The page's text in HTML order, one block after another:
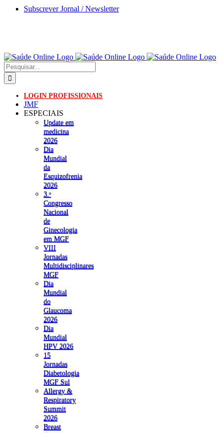
Skip
Subscrever Jornal / Newsletter
Pesquisar
LOGIN PROFISSIONAIS
JMF
ESPECIAIS
Update em
medicina
2026
Dia
Mundial
da
Esquizofrenia
2026
3.ᵒ
Congresso
Nacional
de
Ginecologia
em MGF
VIII
Jornadas
Multidisciplinares
MGF
Dia
Mundial
do
Glaucoma
2026
Dia
Mundial
HPV 2026
15
Jornadas
Diabetologia
MGF Sul
Allergy &
Respiratory
Summit
2026
Breast